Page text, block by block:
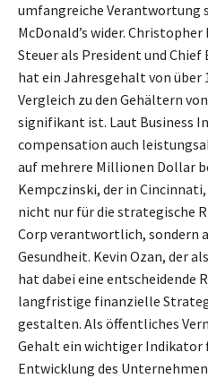
umfangreiche Verantwortung
McDonald’s wider.
Steuer als President und Chief
hat ein Jahresgehalt von über
Vergleich zu den Gehältern
signifikant ist. Laut Business
compensation auch
auf mehrere Millionen Dollar
Kempczinski, der in
nicht nur für die strategische
Corp verantwortlich, sondern
Gesundheit. Kevin Ozan, der
hat dabei eine entscheidende
langfristige finanzielle
gestalten. Als öffentliches
Gehalt ein wichtiger Indikator
Entwicklung des